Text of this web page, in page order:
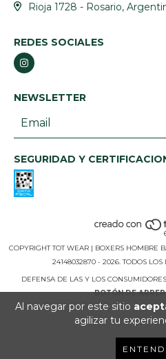
Al navegar por este sitio
agilizar tu
Rioja 1728 - Rosario,
REDES SOCIALES
NEWSLETTER
SEGURIDAD Y
COPYRIGHT TOT WEAR | BOXERS HOMBRE
24148032870 - 2026. TODOS LOS
DEFENSA DE LAS Y LOS
BOTÓN DE